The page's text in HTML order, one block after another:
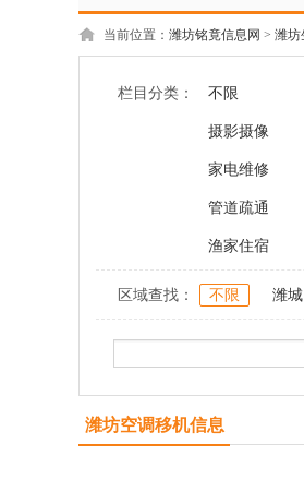
当前位置： 潍坊铭竟信息网 > 潍坊
栏目分类： 不限
摄影摄像
家电维修
管道疏通
渔家住宿
区域查找： 不限 潍城
潍坊空调移机信息